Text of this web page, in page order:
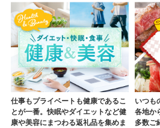
仕事もプライベートも健康であるこ
とが一番。快眠やダイエットなど健
康や美容にまつわる返礼品を集めま
いつも
各地か
多数ご